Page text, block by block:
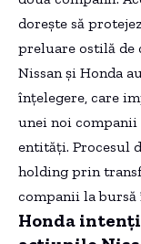
dorește să
preluare ostilă de
Nissan și Honda
înțelegere, care
unei noi companii
entități. Procesul
holding prin
companii la bursă
Honda